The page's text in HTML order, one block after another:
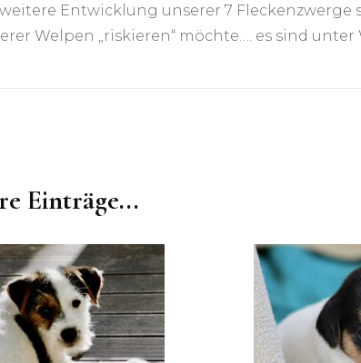
Entwicklung unserer 7 Fleckenzwerge
Welpen „riskieren“ möchte…. es sind unter
Einträge...